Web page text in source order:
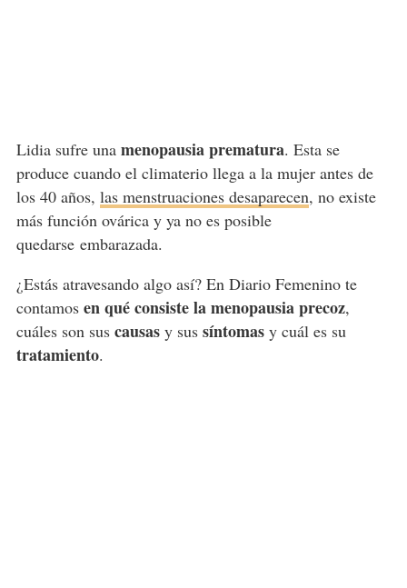
Lidia sufre una menopausia prematura. Esta se
produce cuando el climaterio llega a la mujer antes de
los 40 años, las menstruaciones desaparecen, no existe
más función ovárica y ya no es posible
quedarse embarazada.
¿Estás atravesando algo así? En Diario Femenino te
contamos en qué consiste la menopausia precoz,
cuáles son sus causasy sus síntomasy cuál es su
tratamiento.